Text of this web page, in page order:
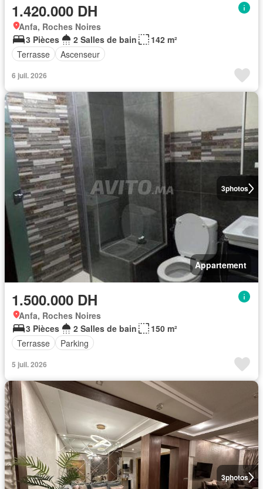
1.420.000 DH
Anfa, Roches Noires
3 Pièces
2 Salles de bain
142 m²
Terrasse
Ascenseur
6 juil. 2026
3photos
Appartement
1.500.000 DH
Anfa, Roches Noires
3 Pièces
2 Salles de bain
150 m²
Terrasse
Parking
5 juil. 2026
3photos